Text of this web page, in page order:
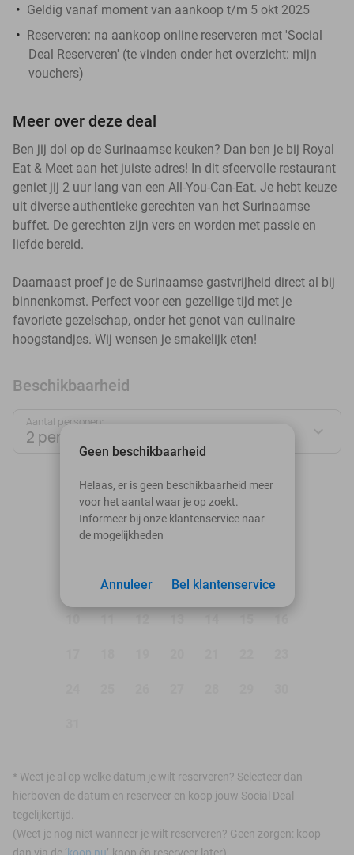
Geldig vanaf moment van aankoop t/m 5 okt 2025
Reserveren: na aankoop online reserveren met 'Social
Deal Reserveren' (te vinden onder het overzicht: mijn
vouchers)
Meer over deze deal
Ben jij dol op de Surinaamse keuken? Dan ben je bij Royal
Eat & Meet aan het juiste adres! In dit sfeervolle restaurant
geniet jij 2 uur lang van een All-You-Can-Eat. Je hebt keuze
uit diverse authentieke gerechten van het Surinaamse
buffet. De gerechten zijn vers en worden met passie en
liefde bereid.
Daarnaast proef je de Surinaamse gastvrijheid direct al bij
binnenkomst. Perfect voor een gezellige tijd met je
favoriete gezelschap, onder het genot van culinaire
hoogstandjes. Wij wensen je smakelijk eten!
Beschikbaarheid
Aantal personen:
2 personen
augustus 2026
Ma
Di Wo Do Vr
4 5 6 7 8
* Weet je al op welke datum je wilt reserveren? Selecteer dan
hierboven de datum en reserveer en koop jouw Social Deal
tegelijkertijd.
(Weet je nog niet wanneer je wilt reserveren? Geen zorgen: koop
dan via de ‘koop nu’-knop én reserveer later)
Geen beschikbaarheid
Helaas, er is geen beschikbaarheid meer
voor het aantal waar je op zoekt.
Informeer bij onze klantenservice naar
de mogelijkheden
Bel klantenservice
Annuleer